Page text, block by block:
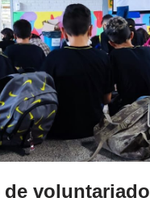
de voluntariado